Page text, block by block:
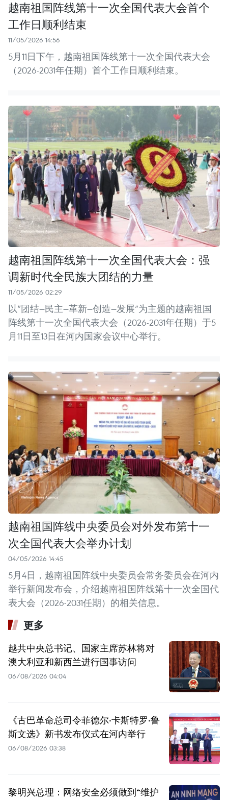
越南祖国阵线第十一次全国代表大会首个
工作日顺利结束
11/05/2026 14:56
5月11日下午，越南祖国阵线第十一次全国代表大会
（2026-2031年任期）首个工作日顺利结束。
越南祖国阵线第十一次全国代表大会：强
调新时代全民族大团结的力量
11/05/2026 02:29
以“团结—民主—革新—创造—发展”为主题的越南祖国
阵线第十一次全国代表大会（2026-2031年任期）于5
月11日至13日在河内国家会议中心举行。
越南祖国阵线中央委员会对外发布第十一
次全国代表大会举办计划
04/05/2026 14:45
5月4日，越南祖国阵线中央委员会常务委员会在河内
举行新闻发布会，介绍越南祖国阵线第十一次全国代
表大会（2026-2031任期）的相关信息。
更多
越共中央总书记、国家主席苏林将对
澳大利亚和新西兰进行国事访问
06/08/2026 04:04
《古巴革命总司令菲德尔·卡斯特罗·鲁
斯文选》新书发布仪式在河内举行
06/08/2026 03:38
黎明兴总理：网络安全必须做到“维护